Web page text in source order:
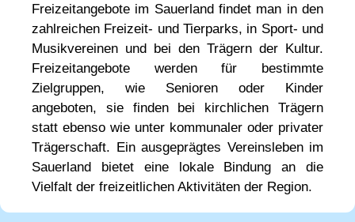
Freizeitangebote im Sauerland findet man in den
zahlreichen Freizeit- und Tierparks, in Sport- und
Musikvereinen und bei den Trägern der Kultur.
Freizeitangebote werden für bestimmte
Zielgruppen, wie Senioren oder Kinder
angeboten, sie finden bei kirchlichen Trägern
statt ebenso wie unter kommunaler oder privater
Trägerschaft. Ein ausgeprägtes Vereinsleben im
Sauerland bietet eine lokale Bindung an die
Vielfalt der freizeitlichen Aktivitäten der Region.